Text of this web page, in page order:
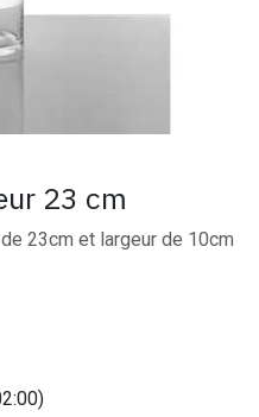
23 cm
23cm et largeur de 10cm